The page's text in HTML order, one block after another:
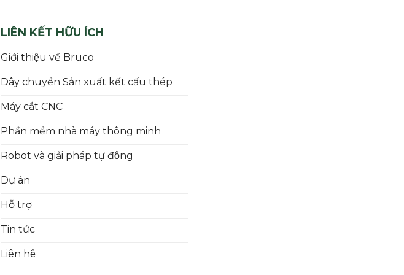
LIÊN KẾT HỮU ÍCH
Giới thiệu về Bruco
Dây chuyền Sản xuất kết cấu thép
Máy cắt CNC
Phần mềm nhà máy thông minh
Robot và giải pháp tự động
Dự án
Hỗ trợ
Tin tức
Liên hệ